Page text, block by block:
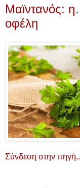
Μαϊντανός:
οφέλη
Σύνδεση στην